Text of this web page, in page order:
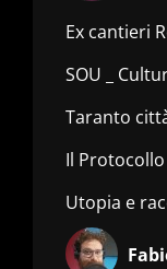
Ex cantieri
SOU _
Taranto
Il
Utopia e